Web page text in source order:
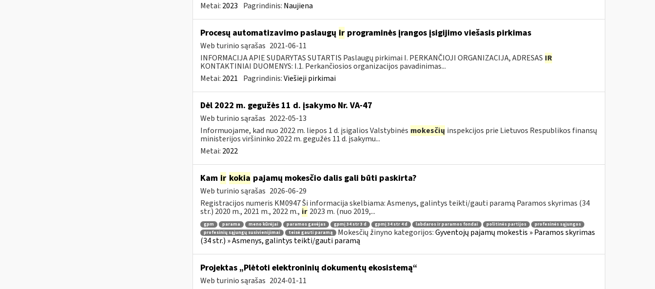
Metai: 2023 Pagrindinis: Naujiena
Procesų automatizavimo paslaugų irprograminės įrangos įsigijimo viešasis pirkimas
Web turinio sąrašas 2021-06-11
INFORMACIJA APIE SUDARYTAS SUTARTIS Paslaugų pirkimai I. PERKANČIOJI ORGANIZACIJA, ADRESAS IR
KONTAKTINIAI DUOMENYS: I.1. Perkančiosios organizacijos pavadinimas...
Metai: 2021 Pagrindinis:Viešieji pirkimai
Dėl 2022 m. gegužės 11 d. įsakymo Nr. VA-47
Web turinio sąrašas 2022-05-13
Informuojame, kad nuo 2022 m. liepos 1 d. įsigalios Valstybinės mokesčių inspekcijos prie Lietuvos Respublikos finansų
ministerijos viršininko 2022 m. gegužės 11 d. įsakymu...
Metai: 2022
Kam ir kokia pajamų mokesčio dalis gali būti paskirta?
Web turinio sąrašas 2026-06-29
Registracijos numeris KM0947 Ši informacija skelbiama: Asmenys, galintys teikti/gauti paramą Paramos skyrimas (34
str.) 2020 m., 2021 m., 2022 m., ir 2023 m. (nuo 2019,...
gpm parama meno kūrėjai paramos gavėjas gpmį 34 str 3 d gpmį 34 str 4 d labdaros ir paramos fondai politinės partijos
profesinės sąjungos
profesinių sąjungų susivienijimai
teisė gauti paramą Mokesčių žinyno kategorijos:Gyventojų pajamų mokestis » Paramos skyrimas
(34 str.) » Asmenys, galintys teikti/gauti paramą
Projektas „Plėtoti elektroninių dokumentų ekosistemą“
Web turinio sąrašas 2024-01-11